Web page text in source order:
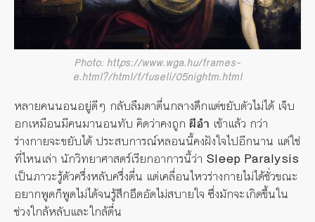
Photo: https://www.wga.hu/frames-
e.html?/html/f/fuseli/05nightm.html
หลายคนนอนอยู่ดีๆ กลับลืมตาตื่นกลางดึกแต่ขยับตัวไม่ได้ เจ็บ
อกเหมือนมีคนมานอนทับ คิดว่าคงถูก ผีอำ เข้าแล้ว กว่า
ร่างกายจะขยับได้ ประสบการณ์หลอนนี้คงฝังใจไปอีกนาน แต่ใช่
ที่ไหนเล่า นักวิทยาศาสตร์เรียกอาการนี้ว่า Sleep Paralysis
เป็นภาวะรู้ตัวครึ่งหลับครึ่งตื่น แต่เคลื่อนไหวร่างกายไม่ได้ชั่วขณะ
อยากพูดก็พูดไม่ได้จนรู้สึกอึดอัดไม่สบายใจ ซึ่งมักจะเกิดขึ้นใน
ช่วงใกล้หลับและใกล้ตื่น